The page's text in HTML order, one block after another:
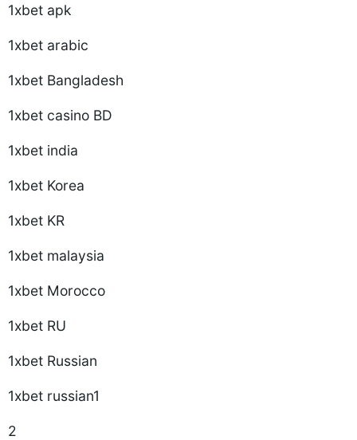
1xbet apk
1xbet arabic
1xbet Bangladesh
1xbet casino BD
1xbet india
1xbet Korea
1xbet KR
1xbet malaysia
1xbet Morocco
1xbet RU
1xbet Russian
1xbet russian1
2